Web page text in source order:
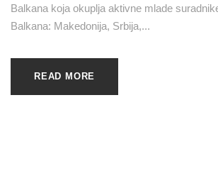
Balkana koja okuplja aktivne mlade
Balkana: Makedonija, Srbija,...
READ MORE